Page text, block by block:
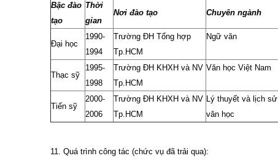
Bậc đào
tạo
Thời
gian
Nơi đào tạo Chuyên ngành
Đại học
1990-
1994
Trường ĐH Tổng hợp
Tp.HCM
Ngữ văn
Thạc sỹ
1995-
1998
Trường ĐH KHXH và NV
Tp.HCM
Văn học Việt Nam
Tiến sỹ
2000-
2006
Trường ĐH KHXH và NV
Tp.HCM
Lý thuyết và lịch sử
văn học
11. Quá trình công tác (chức vụ đã trải qua):